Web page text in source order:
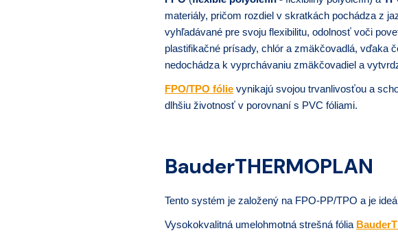
materiály, pričom rozdiel v skratkách pochádza z
vyhľadávané pre svoju flexibilitu, odolnosť voči
plastifikačné prísady, chlór a zmäkčovadlá, vďaka
nedochádza k vyprchávaniu zmäkčovadiel a
FPO/TPO fólie vynikajú svojou trvanlivosťou a
dlhšiu životnosť v porovnaní s PVC fóliami.
BauderTHERMOPLAN
Tento systém je založený na FPO-PP/TPO a je
Vysokokvalitná umelohmotná strešná fólia